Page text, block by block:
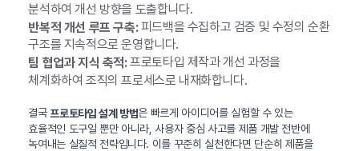
분석하여 개선 방향을 도출합니다.
반복적 개선 루프 구축:피드백을 수집하고 검증 및 수정의 순환
구조를 지속적으로 운영합니다.
팀 협업과 지식 축적:프로토타입 제작과 개선 과정을
체계화하여 조직의 프로세스로 내재화합니다.
결국 프로토타입 설계 방법은 빠르게 아이디어를 실험할 수 있는
효율적인 도구일 뿐만 아니라, 사용자 중심 사고를 제품 개발 전반에
녹여내는 실질적 전략입니다. 이를 꾸준히 실천한다면 단순히 제품을